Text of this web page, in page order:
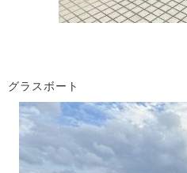
グラスボート